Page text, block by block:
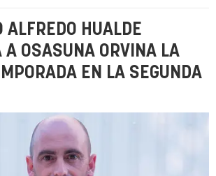
ALFREDO HUALDE
A OSASUNA ORVINA LA
EN LA SEGUNDA